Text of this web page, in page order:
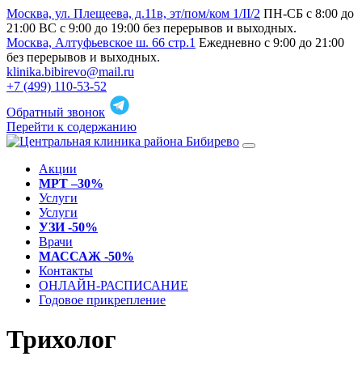
Москва, ул. Плещеева, д.11в, эт/пом/ком 1/II/2 ПН-СБ с 8:00 до
21:00 ВС с 9:00 до 19:00 без перерывов и выходных.
Москва, Алтуфьевское ш. 66 стр.1 Ежедневно с 9:00 до 21:00
без перерывов и выходных.
klinika.bibirevo@mail.ru
+7 (499) 110-53-52
Обратный звонок
Перейти к содержанию
Акции
МРТ –30%
Услуги
Услуги
УЗИ -50%
Врачи
МАССАЖ -50%
Контакты
ОНЛАЙН-РАСПИСАНИЕ
Годовое прикрепление
Трихолог